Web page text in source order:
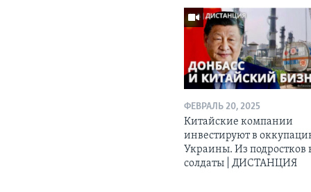
ФЕВРАЛЬ 20, 2025
Китайские компании
инвестируют в
Украины. Из подростков
солдаты | ДИСТАНЦИЯ